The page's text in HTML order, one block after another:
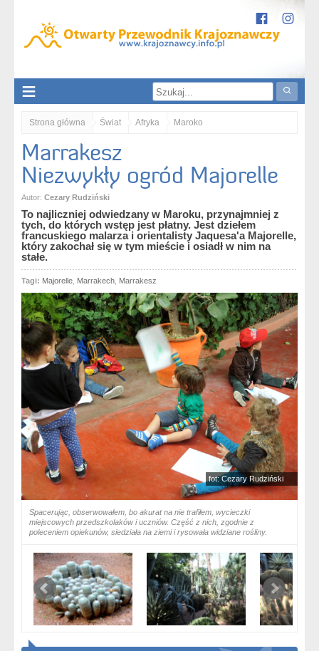
Strona główna Świat Afryka Maroko
Marrakesz. Niezwykły ogród Majorelle
Marrakesz
Niezwykły ogród Majorelle
Autor: Cezary Rudziński
To najliczniej odwiedzany w Maroku, przynajmniej z
tych, do których wstęp jest płatny. Jest dziełem
francuskiego malarza i orientalisty Jaquesa'a Majorelle,
który zakochał się w tym mieście i osiadł w nim na
stałe.
Tagi: Majorelle Marrakech Marrakesz
fot: Cezary Rudziński
Spacerując, obserwowałem, bo akurat na nie trafiłem, wycieczki
miejscowych przedszkolaków i uczniów. Część z nich, zgodnie z
poleceniem opiekunów, siedziała na ziemi i rysowała widziane rośliny.